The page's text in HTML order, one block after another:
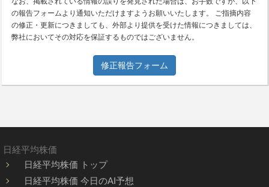
の報告フォームより通知いただけますようお願いいたします。 ご指摘内容
の修正・更新につきましても、外部より提供を受けた情報につきましては、
弊社においてその対応を保証するものではございません。
修正報告フォーム
日経平均株価
日経平均株価 トップ
日経平均株価 今日のAI予想